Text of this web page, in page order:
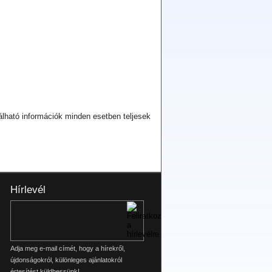
információk minden esetben teljesek
Hírlevél
Adja meg e-mail címét, hogy a hírekről,
újdonságokról, különleges ajánlatokról